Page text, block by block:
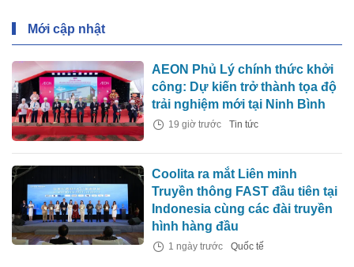
Mới cập nhật
AEON Phủ Lý chính thức khởi
công: Dự kiến trở thành tọa độ
trải nghiệm mới tại Ninh Bình
19 giờ trước Tin tức
Coolita ra mắt Liên minh
Truyền thông FAST đầu tiên tại
Indonesia cùng các đài truyền
hình hàng đầu
1 ngày trước Quốc tế